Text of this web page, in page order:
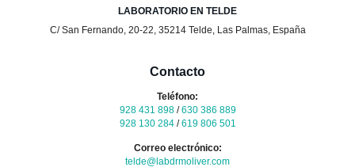
LABORATORIO EN TELDE
C/ San Fernando, 20-22, 35214 Telde, Las Palmas, España
Contacto
Teléfono:
928 431 898/630 386 889
928 130 284/619 806 501
Correo electrónico:
telde@labdrmoliver.com